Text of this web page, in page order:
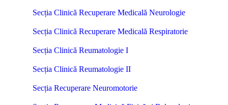
Secția Clinică Recuperare Medicală Neurologie
Secția Clinică Recuperare Medicală Respiratorie
Secția Clinică Reumatologie I
Secția Clinică Reumatologie II
Secția Recuperare Neuromotorie